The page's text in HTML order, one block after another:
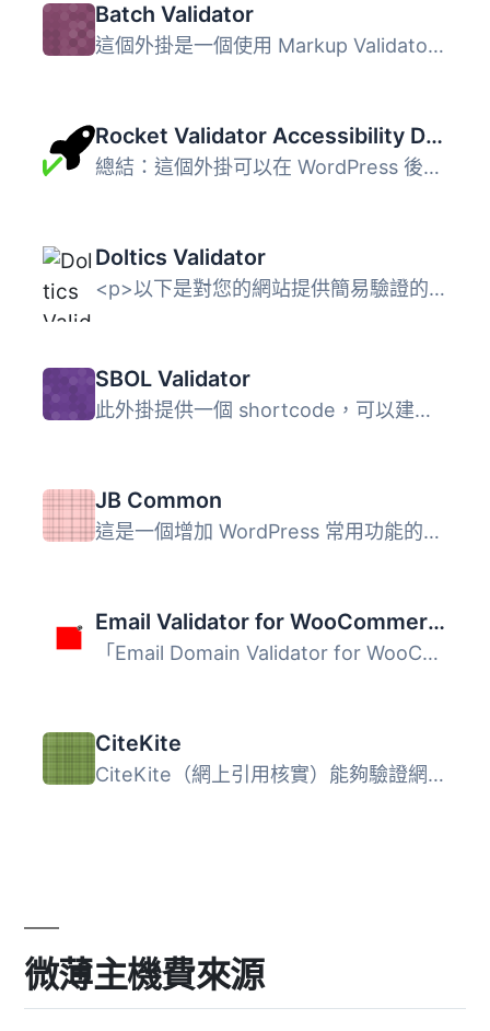
Batch Validator
這個外掛是一個使用 Markup Validator Web Service API 接口...
Rocket Validator Accessibility Dashboard
總結：這個外掛可以在 WordPress 後台中顯示最近的網站整體無...
Doltics Validator
<p>以下是對您的網站提供簡易驗證的介紹：</p> ...
SBOL Validator
此外掛提供一個 shortcode，可以建立一個表單，接受 SBOL 檔...
JB Common
這是一個增加 WordPress 常用功能的外掛，包括網站圖示、meta...
Email Validator for WooCommerce
「Email Domain Validator for WooCommerce」是一個 WooComme...
CiteKite
CiteKite（網上引用核實）能夠驗證網上引用內容以證明其準確...
微薄主機費來源